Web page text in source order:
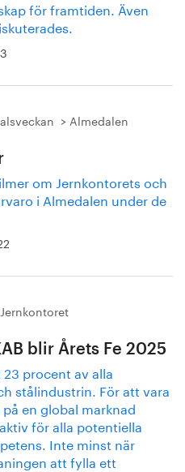
för framtiden. Även
Almedalen
om Jernkontorets och
i Almedalen under de
blir Årets Fe 2025
procent av alla
stålindustrin. För att vara
en global marknad
för alla potentiella
Inte minst när
att fylla ett